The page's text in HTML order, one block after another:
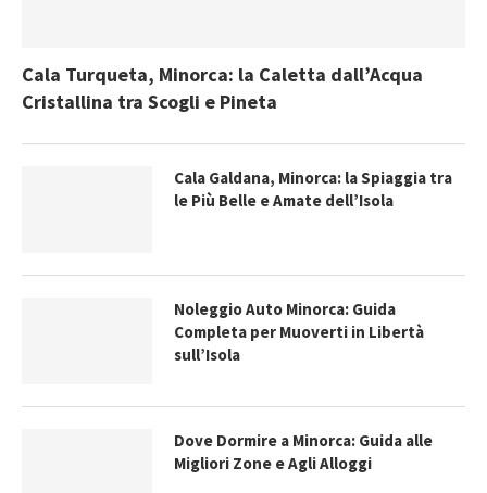
Cala Turqueta, Minorca: la Caletta dall’Acqua
Cristallina tra Scogli e Pineta
Cala Galdana, Minorca: la Spiaggia tra
le Più Belle e Amate dell’Isola
Noleggio Auto Minorca: Guida
Completa per Muoverti in Libertà
sull’Isola
Dove Dormire a Minorca: Guida alle
Migliori Zone e Agli Alloggi